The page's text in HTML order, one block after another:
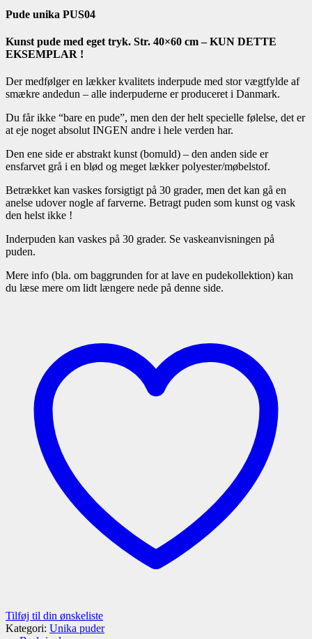
Pude unika PUS04
Kunst pude med eget tryk. Str. 40×60 cm – KUN DETTE
EKSEMPLAR !
Der medfølger en lækker kvalitets inderpude med stor vægtfylde af
smækre andedun – alle inderpuderne er produceret i Danmark.
Du får ikke “bare en pude”, men den der helt specielle følelse, det er
at eje noget absolut INGEN andre i hele verden har.
Den ene side er abstrakt kunst (bomuld) – den anden side er
ensfarvet grå i en blød og meget lækker polyester/møbelstof.
Betrækket kan vaskes forsigtigt på 30 grader, men det kan gå en
anelse udover nogle af farverne. Betragt puden som kunst og vask
den helst ikke !
Inderpuden kan vaskes på 30 grader. Se vaskeanvisningen på
puden.
Mere info (bla. om baggrunden for at lave en pudekollektion) kan
du læse mere om lidt længere nede på denne side.
Tilføj til din ønskeliste
Kategori: Unika puder